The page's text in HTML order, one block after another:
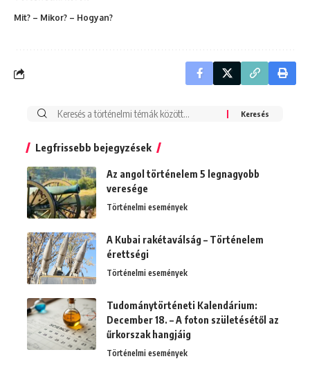
Mit? – Mikor? – Hogyan?
Search
Legfrissebb bejegyzések
Az angol történelem 5 legnagyobb
veresége
Történelmi események
A Kubai rakétaválság – Történelem
érettségi
Történelmi események
Tudománytörténeti Kalendárium:
December 18. – A foton születésétől az
űrkorszak hangjáig
Történelmi események